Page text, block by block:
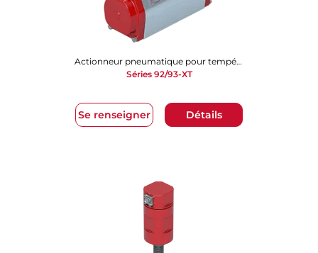
Se renseigner Détails
Actionneur pneumatique pour températures élevées
Séries 92/93-XT